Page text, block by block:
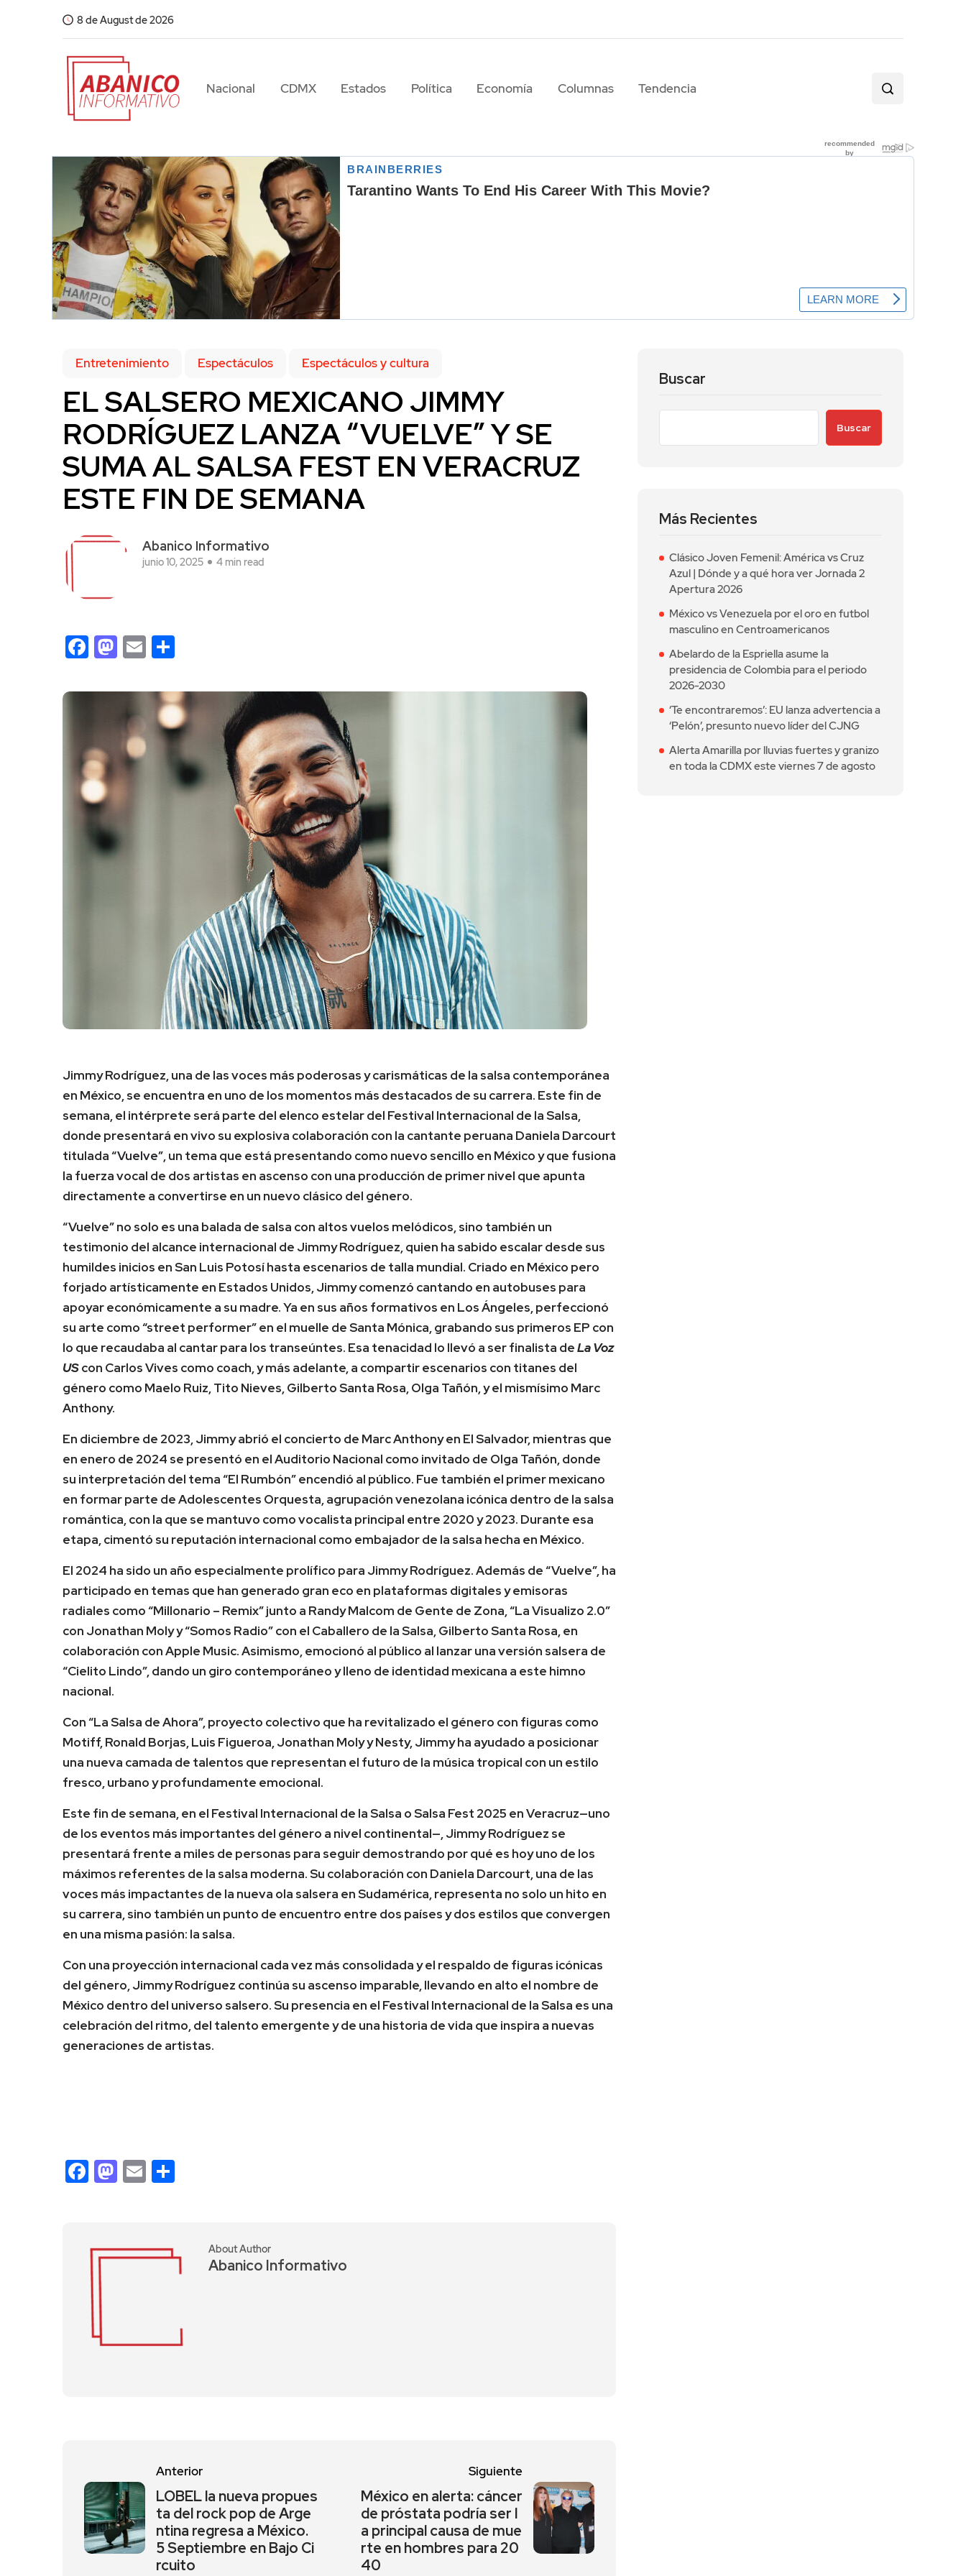
8 de August de 2026
Nacional CDMX Estados Política Economía Columnas Tendencia
Entretenimiento Espectáculos Espectáculos y cultura
EL SALSERO MEXICANO JIMMY
RODRÍGUEZ LANZA “VUELVE” Y SE
SUMA AL SALSA FEST EN VERACRUZ
ESTE FIN DE SEMANA
Abanico Informativo
junio 10, 2025 4 min read
Facebook
Mastodon
Email
Jimmy Rodríguez, una de las voces más poderosas y carismáticas de la salsa contemporánea
en México, se encuentra en uno de los momentos más destacados de su carrera. Este fin de
semana, el intérprete será parte del elenco estelar del Festival Internacional de la Salsa,
donde presentará en vivo su explosiva colaboración con la cantante peruana Daniela Darcourt
titulada“Vuelve”, un tema que está presentando como nuevo sencillo en México y que fusiona
la fuerza vocal de dos artistas en ascenso con una producción de primer nivel que apunta
directamente a convertirse en un nuevo clásico del género.
“Vuelve” no solo es una balada de salsa con altos vuelos melódicos, sino también un
testimonio del alcance internacional de Jimmy Rodríguez, quien ha sabido escalar desde sus
humildes inicios en San Luis Potosí hasta escenarios de talla mundial. Criado en México pero
forjado artísticamente en Estados Unidos, Jimmy comenzó cantando en autobuses para
apoyar económicamente a su madre. Ya en sus años formativos en Los Ángeles, perfeccionó
su arte como “street performer” en el muelle de Santa Mónica, grabando sus primeros EP con
lo que recaudaba al cantar para los transeúntes. Esa tenacidad lo llevó a ser finalista deLa Voz
UScon Carlos Vives como coach, y más adelante, a compartir escenarios con titanes del
género como Maelo Ruiz, Tito Nieves, Gilberto Santa Rosa, Olga Tañón, y el mismísimo Marc
Anthony.
En diciembre de 2023, Jimmy abrió el concierto de Marc Anthony en El Salvador, mientras que
en enero de 2024 se presentó en el Auditorio Nacional como invitado de Olga Tañón, donde
su interpretación del tema “El Rumbón” encendió al público. Fue también el primer mexicano
en formar parte de Adolescentes Orquesta, agrupación venezolana icónica dentro de la salsa
romántica, con la que se mantuvo como vocalista principal entre 2020 y 2023. Durante esa
etapa, cimentó su reputación internacional como embajador de la salsa hecha en México.
El 2024 ha sido un año especialmente prolífico para Jimmy Rodríguez. Además de “Vuelve”, ha
participado en temas que han generado gran eco en plataformas digitales y emisoras
radiales como “Millonario – Remix” junto a Randy Malcom de Gente de Zona, “La Visualizo 2.0”
con Jonathan Moly y “Somos Radio” con el Caballero de la Salsa, Gilberto Santa Rosa, en
colaboración con Apple Music. Asimismo, emocionó al público al lanzar una versión salsera de
“Cielito Lindo”, dando un giro contemporáneo y lleno de identidad mexicana a este himno
nacional.
Con “La Salsa de Ahora”, proyecto colectivo que ha revitalizado el género con figuras como
Motiff, Ronald Borjas, Luis Figueroa, Jonathan Moly y Nesty, Jimmy ha ayudado a posicionar
una nueva camada de talentos que representan el futuro de la música tropical con un estilo
fresco, urbano y profundamente emocional.
Este fin de semana, en el Festival Internacional de la Salsa o Salsa Fest 2025 en Veracruz—uno
de los eventos más importantes del género a nivel continental—, Jimmy Rodríguez se
presentará frente a miles de personas para seguir demostrando por qué es hoy uno de los
máximos referentes de la salsa moderna. Su colaboración con Daniela Darcourt, una de las
voces más impactantes de la nueva ola salsera en Sudamérica, representa no solo un hito en
su carrera, sino también un punto de encuentro entre dos países y dos estilos que convergen
en una misma pasión: la salsa.
Con una proyección internacional cada vez más consolidada y el respaldo de figuras icónicas
del género, Jimmy Rodríguez continúa su ascenso imparable, llevando en alto el nombre de
México dentro del universo salsero. Su presencia en el Festival Internacional de la Salsa es una
celebración del ritmo, del talento emergente y de una historia de vida que inspira a nuevas
generaciones de artistas.
Facebook
Mastodon
Email
About Author
Abanico Informativo
Anterior
LOBEL la nueva propues
ta del rock pop de Arge
ntina regresa a México.
5 Septiembre en Bajo Ci
rcuito
Siguiente
México en alerta: cáncer
de próstata podría ser l
a principal causa de mue
rte en hombres para 20
40
Buscar
Buscar
Más Recientes
Clásico Joven Femenil: América vs Cruz
Azul | Dónde y a qué hora ver Jornada 2
Apertura 2026
México vs Venezuela por el oro en futbol
masculino en Centroamericanos
Abelardo de la Espriella asume la
presidencia de Colombia para el periodo
2026-2030
‘Te encontraremos’: EU lanza advertencia a
‘Pelón’, presunto nuevo líder del CJNG
Alerta Amarilla por lluvias fuertes y granizo
en toda la CDMX este viernes 7 de agosto